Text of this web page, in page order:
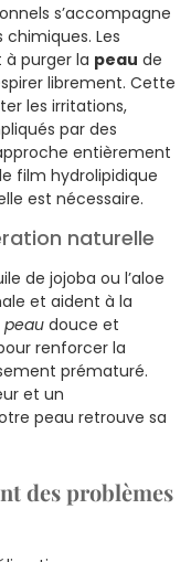
s’accompagne
Les
à purger la peau de
librement. Cette
les irritations,
par des
entièrement
film hydrolipidique
est nécessaire.
naturelle
de jojoba ou l’aloe
et aident à la
peau douce et
renforcer la
prématuré.
et un
peau retrouve sa
des problèmes